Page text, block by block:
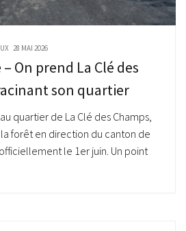
28 MAI 2026
On prend La Clé des
son quartier
quartier de La Clé des Champs,
forêt en direction du canton de
le 1er juin. Un point